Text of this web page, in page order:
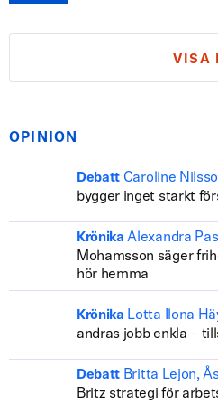
VISA
OPINION
Debatt Caroline
bygger inget starkt
Krönika Alexandra
Mohamsson säger
hör hemma
Krönika Lotta Ilona
andras jobb enkla –
Debatt Britta Lejon,
Britz strategi för